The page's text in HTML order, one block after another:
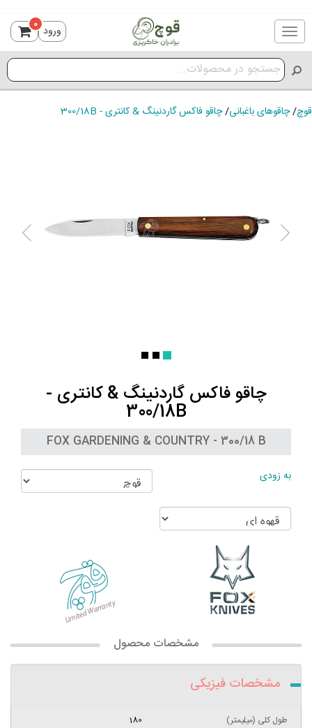
Toggle
navigation
ورود 0
قوچ/چاقوهای باغبانی/چاقو فاکس گاردنینگ & کانتری - 300/18B
چاقو فاکس گاردنینگ & کانتری -
300/18B
FOX GARDENING & COUNTRY - 300/18 B
به زودی
مشخصات محصول
مشخصات فیزیکی
طول کلی (میلیمتر) 180